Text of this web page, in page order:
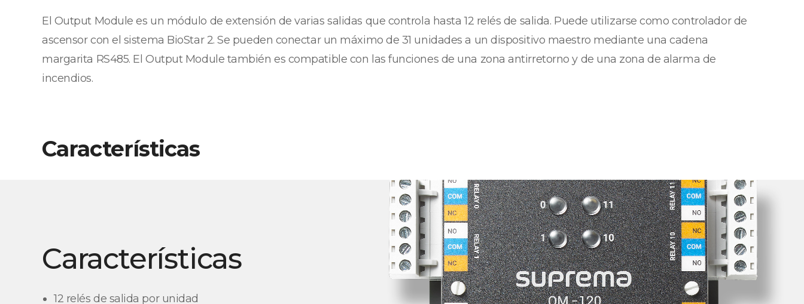
El Output Module es un módulo de extensión de varias salidas que controla hasta 12 relés de salida. Puede utilizarse como controlador de
ascensor con el sistema BioStar 2. Se pueden conectar un máximo de 31 unidades a un dispositivo maestro mediante una cadena
margarita RS485. El Output Module también es compatible con las funciones de una zona antirretorno y de una zona de alarma de
incendios.
Características
Características
12 relés de salida por unidad